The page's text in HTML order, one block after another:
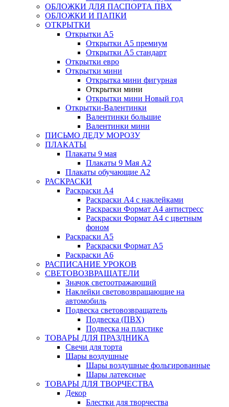
ОБЛОЖКИ ДЛЯ ПАСПОРТА ПВХ
ОБЛОЖКИ И ПАПКИ
ОТКРЫТКИ
Открытки А5
Открытки А5 премиум
Открытки А5 стандарт
Открытки евро
Открытки мини
Открытка мини фигурная
Открытки мини
Открытки мини Новый год
Открытки-Валентинки
Валентинки большие
Валентинки мини
ПИСЬМО ДЕДУ МОРОЗУ
ПЛАКАТЫ
Плакаты 9 мая
Плакаты 9 Мая А2
Плакаты обучающие А2
РАСКРАСКИ
Раскраски А4
Раскраски А4 с наклейками
Раскраски Формат А4 антистресс
Раскраски Формат А4 с цветным
фоном
Раскраски А5
Раскраски Формат А5
Раскраски А6
РАСПИСАНИЕ УРОКОВ
СВЕТОВОЗВРАЩАТЕЛИ
Значок светоотражающий
Наклейки световозвращающие на
автомобиль
Подвеска световозвращатель
Подвеска (ПВХ)
Подвеска на пластике
ТОВАРЫ ДЛЯ ПРАЗДНИКА
Свечи для торта
Шары воздушные
Шары воздушные фольгированные
Шары латексные
ТОВАРЫ ДЛЯ ТВОРЧЕСТВА
Декор
Блестки для творчества